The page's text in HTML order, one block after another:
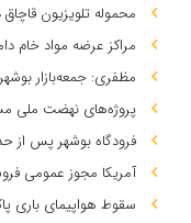
محموله تلویزیون
مراکز عرضه مواد خام
مظفری: جمعه‌بازار
پروژه‌های نهضت ملی
فرودگاه بوشهر پس از
آمریکا مجوز عمومی
سقوط هواپیمای باری